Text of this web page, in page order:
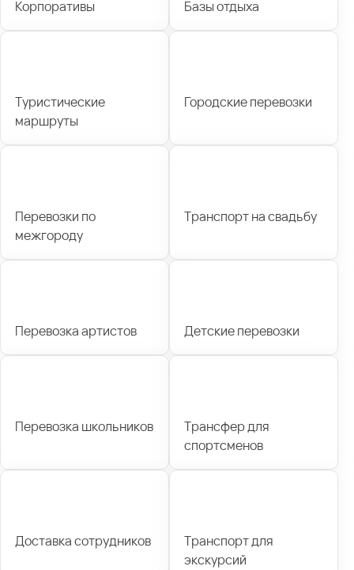
Корпоративы Базы отдыха
Туристические
маршруты
Городские перевозки
Перевозки по
межгороду
Транспорт на свадьбу
Перевозка артистов Детские перевозки
Перевозка школьников
Трансфер для
спортсменов
Доставка сотрудников
Транспорт для
экскурсий